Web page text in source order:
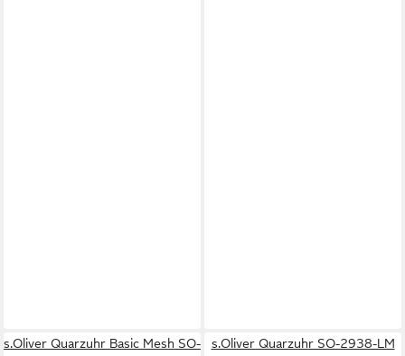
s.Oliver Quarzuhr Basic Mesh SO-
s.Oliver Quarzuhr SO-2938-LM